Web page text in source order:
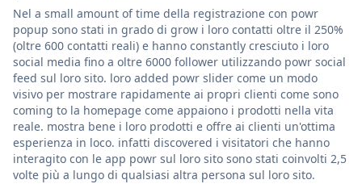
Nel a small amount of time della registrazione con powr
popup sono stati in grado di grow i loro contatti oltre il 250%
(oltre 600 contatti reali) e hanno constantly cresciuto i loro
social media fino a oltre 6000 follower utilizzando powr social
feed sul loro sito. loro added powr slider come un modo
visivo per mostrare rapidamente ai propri clienti come sono
coming to la homepage come appaiono i prodotti nella vita
reale. mostra bene i loro prodotti e offre ai clienti un'ottima
esperienza in loco. infatti discovered i visitatori che hanno
interagito con le app powr sul loro sito sono stati coinvolti 2,5
volte più a lungo di qualsiasi altra persona sul loro sito.